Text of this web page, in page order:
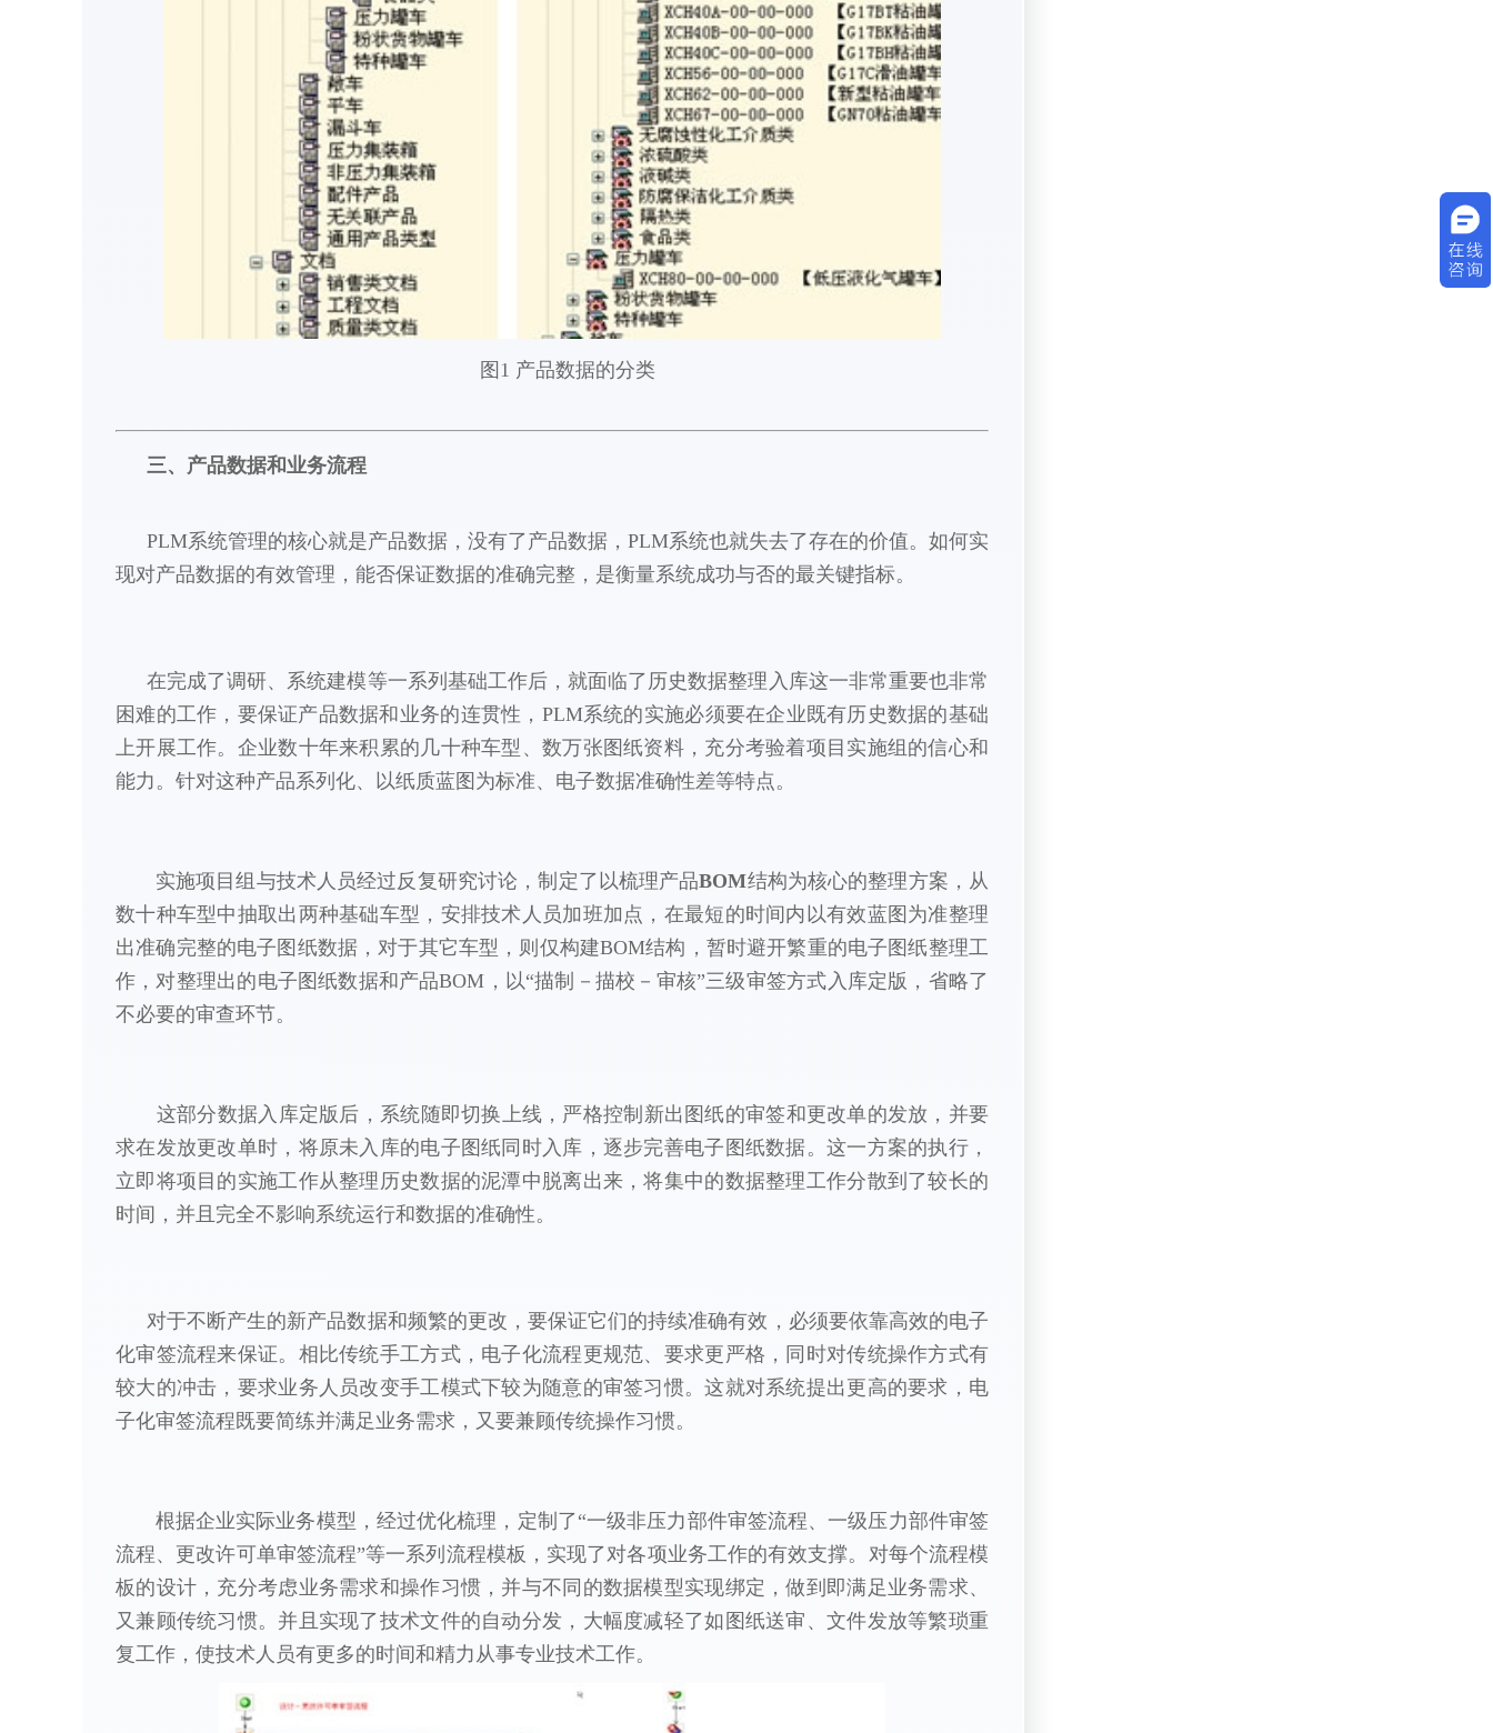
图1 产品数据的分类
三、产品数据和业务流程
PLM系统管理的核心就是产品数据，没有了产品数据，PLM系统也就失去了存在的价值。如何实
现对产品数据的有效管理，能否保证数据的准确完整，是衡量系统成功与否的最关键指标。
在完成了调研、系统建模等一系列基础工作后，就面临了历史数据整理入库这一非常重要也非常
困难的工作，要保证产品数据和业务的连贯性，PLM系统的实施必须要在企业既有历史数据的基础
上开展工作。企业数十年来积累的几十种车型、数万张图纸资料，充分考验着项目实施组的信心和
能力。针对这种产品系列化、以纸质蓝图为标准、电子数据准确性差等特点。
实施项目组与技术人员经过反复研究讨论，制定了以梳理产品BOM结构为核心的整理方案，从
数十种车型中抽取出两种基础车型，安排技术人员加班加点，在最短的时间内以有效蓝图为准整理
出准确完整的电子图纸数据，对于其它车型，则仅构建BOM结构，暂时避开繁重的电子图纸整理工
作，对整理出的电子图纸数据和产品BOM，以“描制－描校－审核”三级审签方式入库定版，省略了
不必要的审查环节。
这部分数据入库定版后，系统随即切换上线，严格控制新出图纸的审签和更改单的发放，并要
求在发放更改单时，将原未入库的电子图纸同时入库，逐步完善电子图纸数据。这一方案的执行，
立即将项目的实施工作从整理历史数据的泥潭中脱离出来，将集中的数据整理工作分散到了较长的
时间，并且完全不影响系统运行和数据的准确性。
对于不断产生的新产品数据和频繁的更改，要保证它们的持续准确有效，必须要依靠高效的电子
化审签流程来保证。相比传统手工方式，电子化流程更规范、要求更严格，同时对传统操作方式有
较大的冲击，要求业务人员改变手工模式下较为随意的审签习惯。这就对系统提出更高的要求，电
子化审签流程既要简练并满足业务需求，又要兼顾传统操作习惯。
根据企业实际业务模型，经过优化梳理，定制了“一级非压力部件审签流程、一级压力部件审签
流程、更改许可单审签流程”等一系列流程模板，实现了对各项业务工作的有效支撑。对每个流程模
板的设计，充分考虑业务需求和操作习惯，并与不同的数据模型实现绑定，做到即满足业务需求、
又兼顾传统习惯。并且实现了技术文件的自动分发，大幅度减轻了如图纸送审、文件发放等繁琐重
复工作，使技术人员有更多的时间和精力从事专业技术工作。